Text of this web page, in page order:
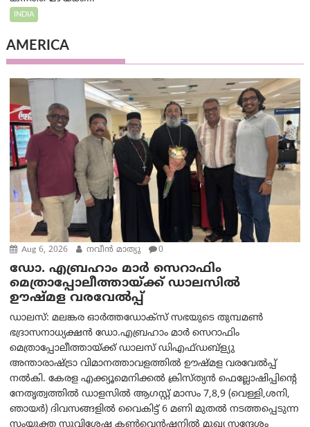
INDIA
AMERICA
Aug 6, 2026 നവീൻ മാത്യു 0
ഡോ. എബ്രഹാം മാർ സെറാഫിം
മെത്രാപ്പോലീത്തായ്ക്ക് ഡാലസിൽ
ഊഷ്മള വരവേൽപ്പ്
ഡാലസ്: മലങ്കര ഓർത്തഡോക്സ് സഭയുടെ തുമ്പമൺ
ഭദ്രാസനാധ്യക്ഷൻ ഡോ.എബ്രഹാം മാർ സെറാഫിം
മെത്രാപ്പോലീത്തായ്ക്ക് ഡാലസ് ഡിഎഫ്ഡബ്ള്യു
അന്താരാഷ്ട്രാ വിമാനത്താവളത്തിൽ ഊഷ്മള വരവേൽപ്പ്
നൽകി. കേരള എക്ക്യൂമെനിക്കൽ ക്രിസ്ത്യൻ ഫെല്ലോഷിപ്പിന്റെ
നേതൃത്വത്തിൽ ഡാളസിൽ ആഗസ്റ്റ് മാസം 7,8,9 (വെള്ളി,ശനി,
ഞായർ) ദിവസങ്ങളിൽ വൈകിട്ട് 6 മണി മുതൽ നടത്തപ്പെടുന്ന
സംയുക്ത സുവിശേഷ കൺവെൻഷനിൽ മുഖ്യ സന്ദേശം